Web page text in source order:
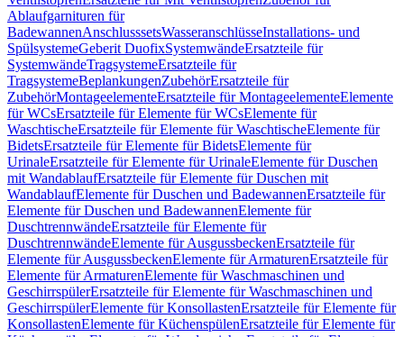
Ablaufgarnituren für
BadewannenAnschlusssetsWasseranschlüsseInstallations- und
SpülsystemeGeberit DuofixSystemwändeErsatzteile für
SystemwändeTragsystemeErsatzteile für
TragsystemeBeplankungenZubehörErsatzteile für
ZubehörMontageelementeErsatzteile für MontageelementeElemente
für WCsErsatzteile für Elemente für WCsElemente für
WaschtischeErsatzteile für Elemente für WaschtischeElemente für
BidetsErsatzteile für Elemente für BidetsElemente für
UrinaleErsatzteile für Elemente für UrinaleElemente für Duschen
mit WandablaufErsatzteile für Elemente für Duschen mit
WandablaufElemente für Duschen und BadewannenErsatzteile für
Elemente für Duschen und BadewannenElemente für
DuschtrennwändeErsatzteile für Elemente für
DuschtrennwändeElemente für AusgussbeckenErsatzteile für
Elemente für AusgussbeckenElemente für ArmaturenErsatzteile für
Elemente für ArmaturenElemente für Waschmaschinen und
GeschirrspülerErsatzteile für Elemente für Waschmaschinen und
GeschirrspülerElemente für KonsollastenErsatzteile für Elemente für
KonsollastenElemente für KüchenspülenErsatzteile für Elemente für